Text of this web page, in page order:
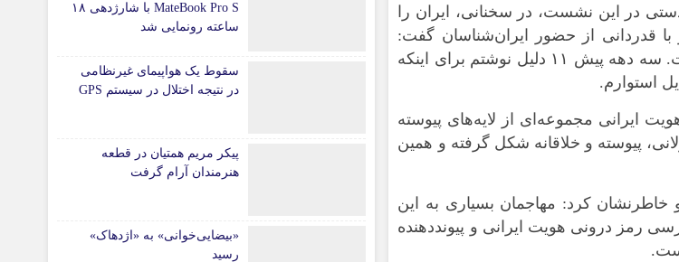
در این نشست، در سخنانی، ایران را
قدردانی از حضور ایران‌شناسان گفت:
ایران بیش از یک جغرافیاست؛ ایران سرزمین رمزها و رازهاست. سه دهه پیش ۱۱ دلیل نوشتم برای اینکه
استوارم.
ایرانی مجموعه‌ای از لایه‌های پیوسته
پیوسته و خلاقانه شکل گرفته و همین
خاطرنشان کرد: مهاجمان بسیاری به این
رمز درونی هویت ایرانی و پیونددهنده
MateBook Pro S با شارژدهی ۱۸
ساعته رونمایی شد
سقوط یک هواپیمای غیرنظامی
در نتیجه اختلال در سیستم‌ GPS
پیکر مریم همتیان در قطعه
هنرمندان آرام گرفت
«بیضایی‌خوانی» به «اژدهاک»
رسید